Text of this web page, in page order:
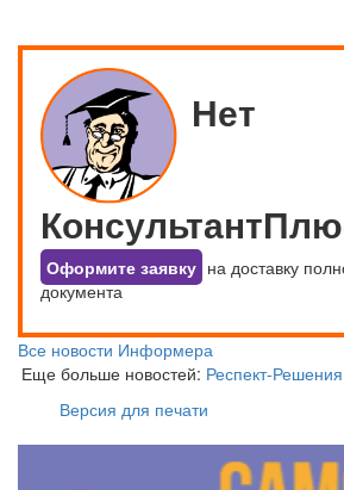
Нет
Оформите заявку на доставку
документа
Все новости Информера
Еще больше новостей: Респект-Решения
Версия для печати